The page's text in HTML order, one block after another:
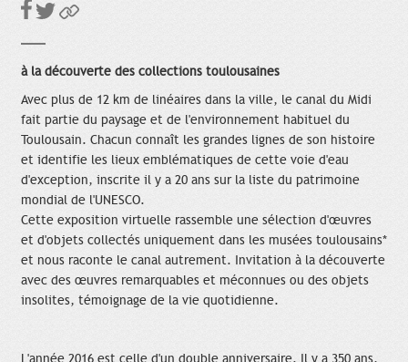
à la découverte des collections toulousaines
Avec plus de 12 km de linéaires dans la ville, le canal du Midi
fait partie du paysage et de l'environnement habituel du
Toulousain. Chacun connaît les grandes lignes de son histoire
et identifie les lieux emblématiques de cette voie d'eau
d'exception, inscrite il y a 20 ans sur la liste du patrimoine
mondial de l'UNESCO.
Cette exposition virtuelle rassemble une sélection d'œuvres
et d'objets collectés uniquement dans les musées toulousains*
et nous raconte le canal autrement. Invitation à la découverte
avec des œuvres remarquables et méconnues ou des objets
insolites, témoignage de la vie quotidienne.